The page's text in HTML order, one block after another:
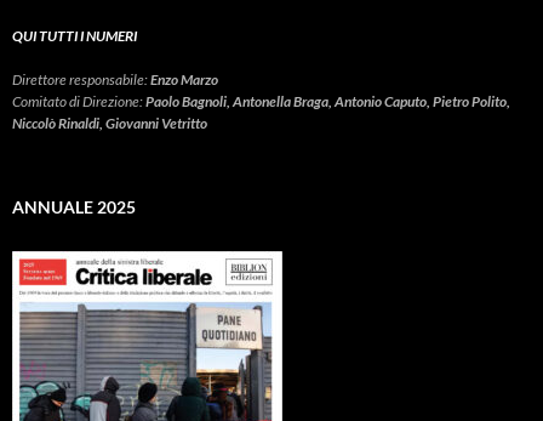
QUI TUTTI I NUMERI
Direttore responsabile:Enzo Marzo
Comitato di Direzione:Paolo Bagnoli, Antonella Braga, Antonio Caputo, Pietro Polito,
Niccolò Rinaldi, Giovanni Vetritto
ANNUALE 2025